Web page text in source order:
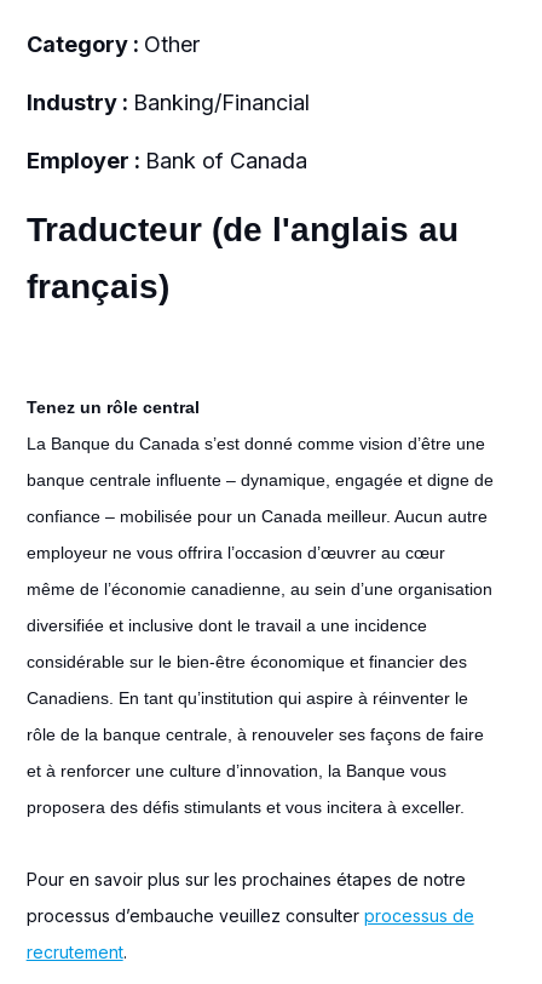
Category : Other
Industry : Banking/Financial
Employer : Bank of Canada
Traducteur (de l'anglais au
français)
Tenez un rôle central
La Banque du Canada s’est donné comme vision d’être une
banque centrale influente – dynamique, engagée et digne de
confiance – mobilisée pour un Canada meilleur. Aucun autre
employeur ne vous offrira l’occasion d’œuvrer au cœur
même de l’économie canadienne, au sein d’une organisation
diversifiée et inclusive dont le travail a une incidence
considérable sur le bien-être économique et financier des
Canadiens. En tant qu’institution qui aspire à réinventer le
rôle de la banque centrale, à renouveler ses façons de faire
et à renforcer une culture d’innovation, la Banque vous
proposera des défis stimulants et vous incitera à exceller.
Pour en savoir plus sur les prochaines étapes de notre
processus d’embauche veuillez consulter processus de
recrutement.